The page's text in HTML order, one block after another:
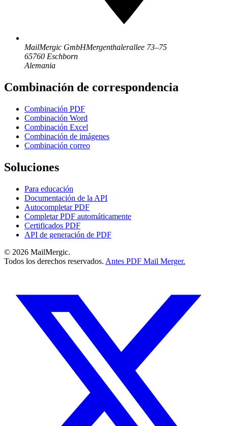
MailMergic GmbHMergenthalerallee 73–75
65760 Eschborn
Alemania
Combinación de correspondencia
Combinación PDF
Combinación Word
Combinación Excel
Combinación de imágenes
Combinación correo
Soluciones
Para educación
Documentación de la API
Autocompletar PDF
Completar PDF automáticamente
Certificados PDF
API de generación de PDF
© 2026 MailMergic.
Todos los derechos reservados. Antes PDF Mail Merger.